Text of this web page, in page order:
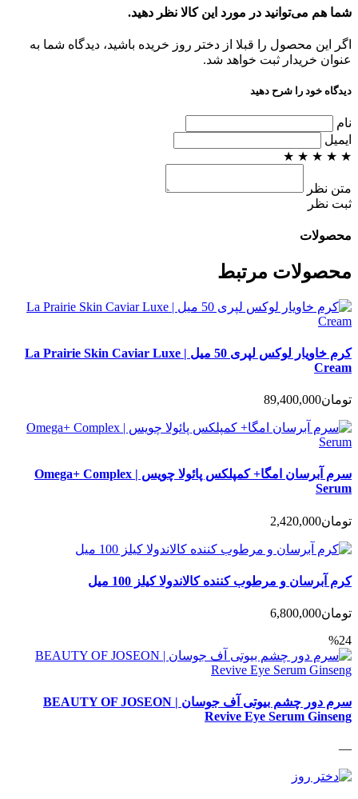
شما هم می‌توانید در مورد این کالا نظر دهید.
اگر این محصول را قبلا از دختر روز خریده باشید، دیدگاه شما به
عنوان خریدار ثبت خواهد شد.
دیدگاه خود را شرح دهید
نام
ایمیل
★
★
★
★
★
متن نظر
ثبت نظر
محصولات
محصولات مرتبط
کرم خاویار لوکس لپری 50 میل | La Prairie Skin Caviar Luxe
Cream
تومان89,400,000
سرم آبرسان امگا+ کمپلکس پائولا چویس | Omega+ Complex
Serum
تومان2,420,000
کرم آبرسان و مرطوب کننده کالاندولا کیلز 100 میل
تومان6,800,000
%24
سرم دور چشم بیوتی آف جوسان | BEAUTY OF JOSEON
Revive Eye Serum Ginseng
—